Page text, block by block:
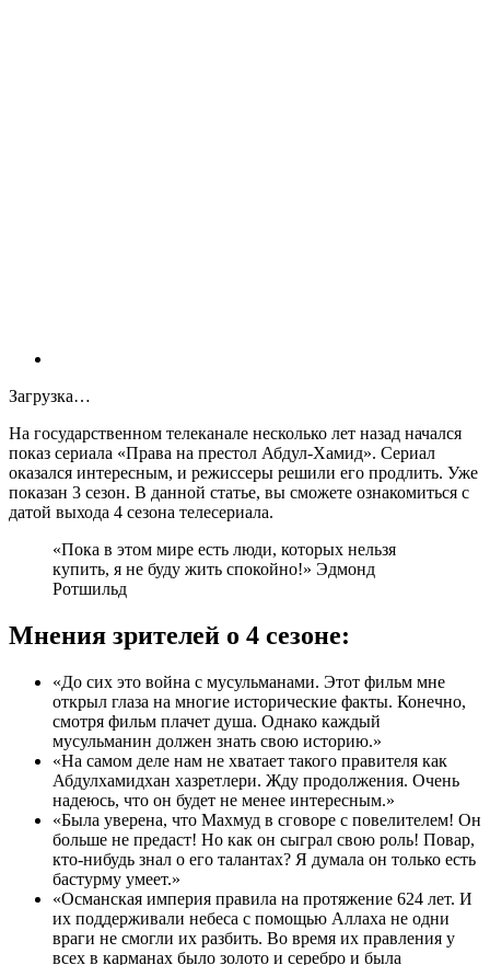
Загрузка…
На государственном телеканале несколько лет назад начался
показ сериала «Права на престол Абдул-Хамид». Сериал
оказался интересным, и режиссеры решили его продлить. Уже
показан 3 сезон. В данной статье, вы сможете ознакомиться с
датой выхода 4 сезона телесериала.
«Пока в этом мире есть люди, которых нельзя
купить, я не буду жить спокойно!» Эдмонд
Ротшильд
Мнения зрителей о 4 сезоне:
«До сих это война с мусульманами. Этот фильм мне
открыл глаза на многие исторические факты. Конечно,
смотря фильм плачет душа. Однако каждый
мусульманин должен знать свою историю.»
«На самом деле нам не хватает такого правителя как
Абдулхамидхан хазретлери. Жду продолжения. Очень
надеюсь, что он будет не менее интересным.»
«Была уверена, что Махмуд в сговоре с повелителем! Он
больше не предаст! Но как он сыграл свою роль! Повар,
кто-нибудь знал о его талантах? Я думала он только есть
бастурму умеет.»
«Османская империя правила на протяжение 624 лет. И
их поддерживали небеса с помощью Аллаха не одни
враги не смогли их разбить. Во время их правления у
всех в карманах было золото и серебро и была